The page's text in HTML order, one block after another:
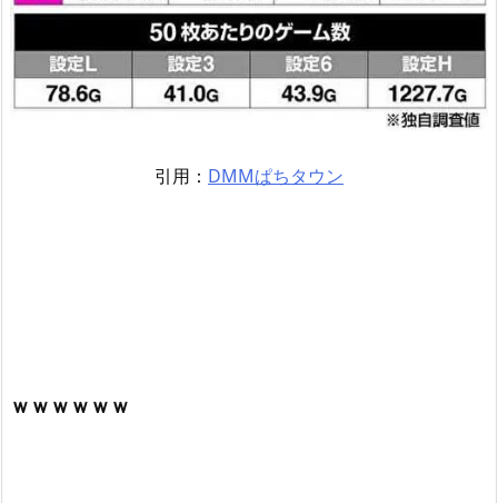
引用： DMMぱちタウン
ｗｗｗｗｗｗ